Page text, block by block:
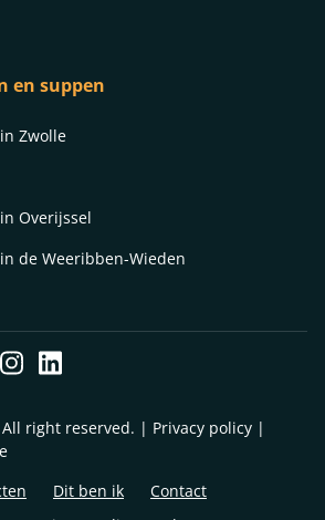
en suppen
Zwolle
Overijssel
de Weeribben-Wieden
right reserved. | Privacy policy |
Dit ben ik
Contact